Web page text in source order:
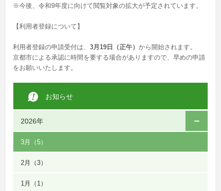
※今後、令和9年度に向けて閲覧対象の拡大が予定されています。
【利用者登録について】
利用者登録の申請受付は、3月19日（正午）から開始されます。
京都市による承認に時間を要する場合がありますので、早めの申請
をお願いいたします。
お知らせ
2026年
3月 （5）
2月 （3）
1月 （1）